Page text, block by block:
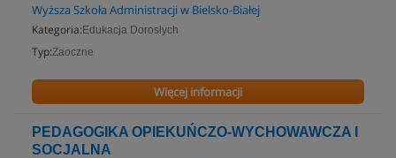
Wyższa Szkoła Administracji w Bielsko-Białej
Kategoria: Edukacja Dorosłych
Typ:Zaoczne
Więcej informacji
PEDAGOGIKA OPIEKUŃCZO-WYCHOWAWCZA I
SOCJALNA